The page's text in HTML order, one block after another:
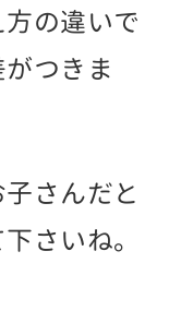
の違いで
つきま
さんだと
さいね。